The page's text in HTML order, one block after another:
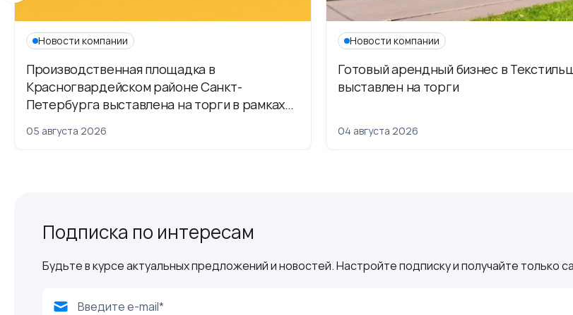
Новости компании
Производственная площадка в
Красногвардейском районе Санкт-
Петербурга выставлена на торги в рамках
05 августа 2026
Новости компании
Готовый арендный бизнес в
выставлен на торги
04 августа 2026
Подписка по интересам
Будьте в курсе актуальных предложений и новостей. Настройте подписку и получайте только